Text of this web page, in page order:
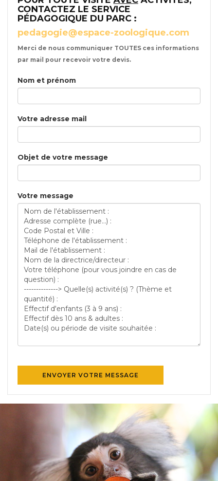
CONTACTEZ LE SERVICE
PÉDAGOGIQUE DU PARC :
pedagogie@espace-zoologique.com
Merci de nous communiquer TOUTES ces informations
par mail pour recevoir votre devis.
Nom et prénom
Votre adresse mail
Objet de votre message
Votre message
ENVOYER VOTRE MESSAGE